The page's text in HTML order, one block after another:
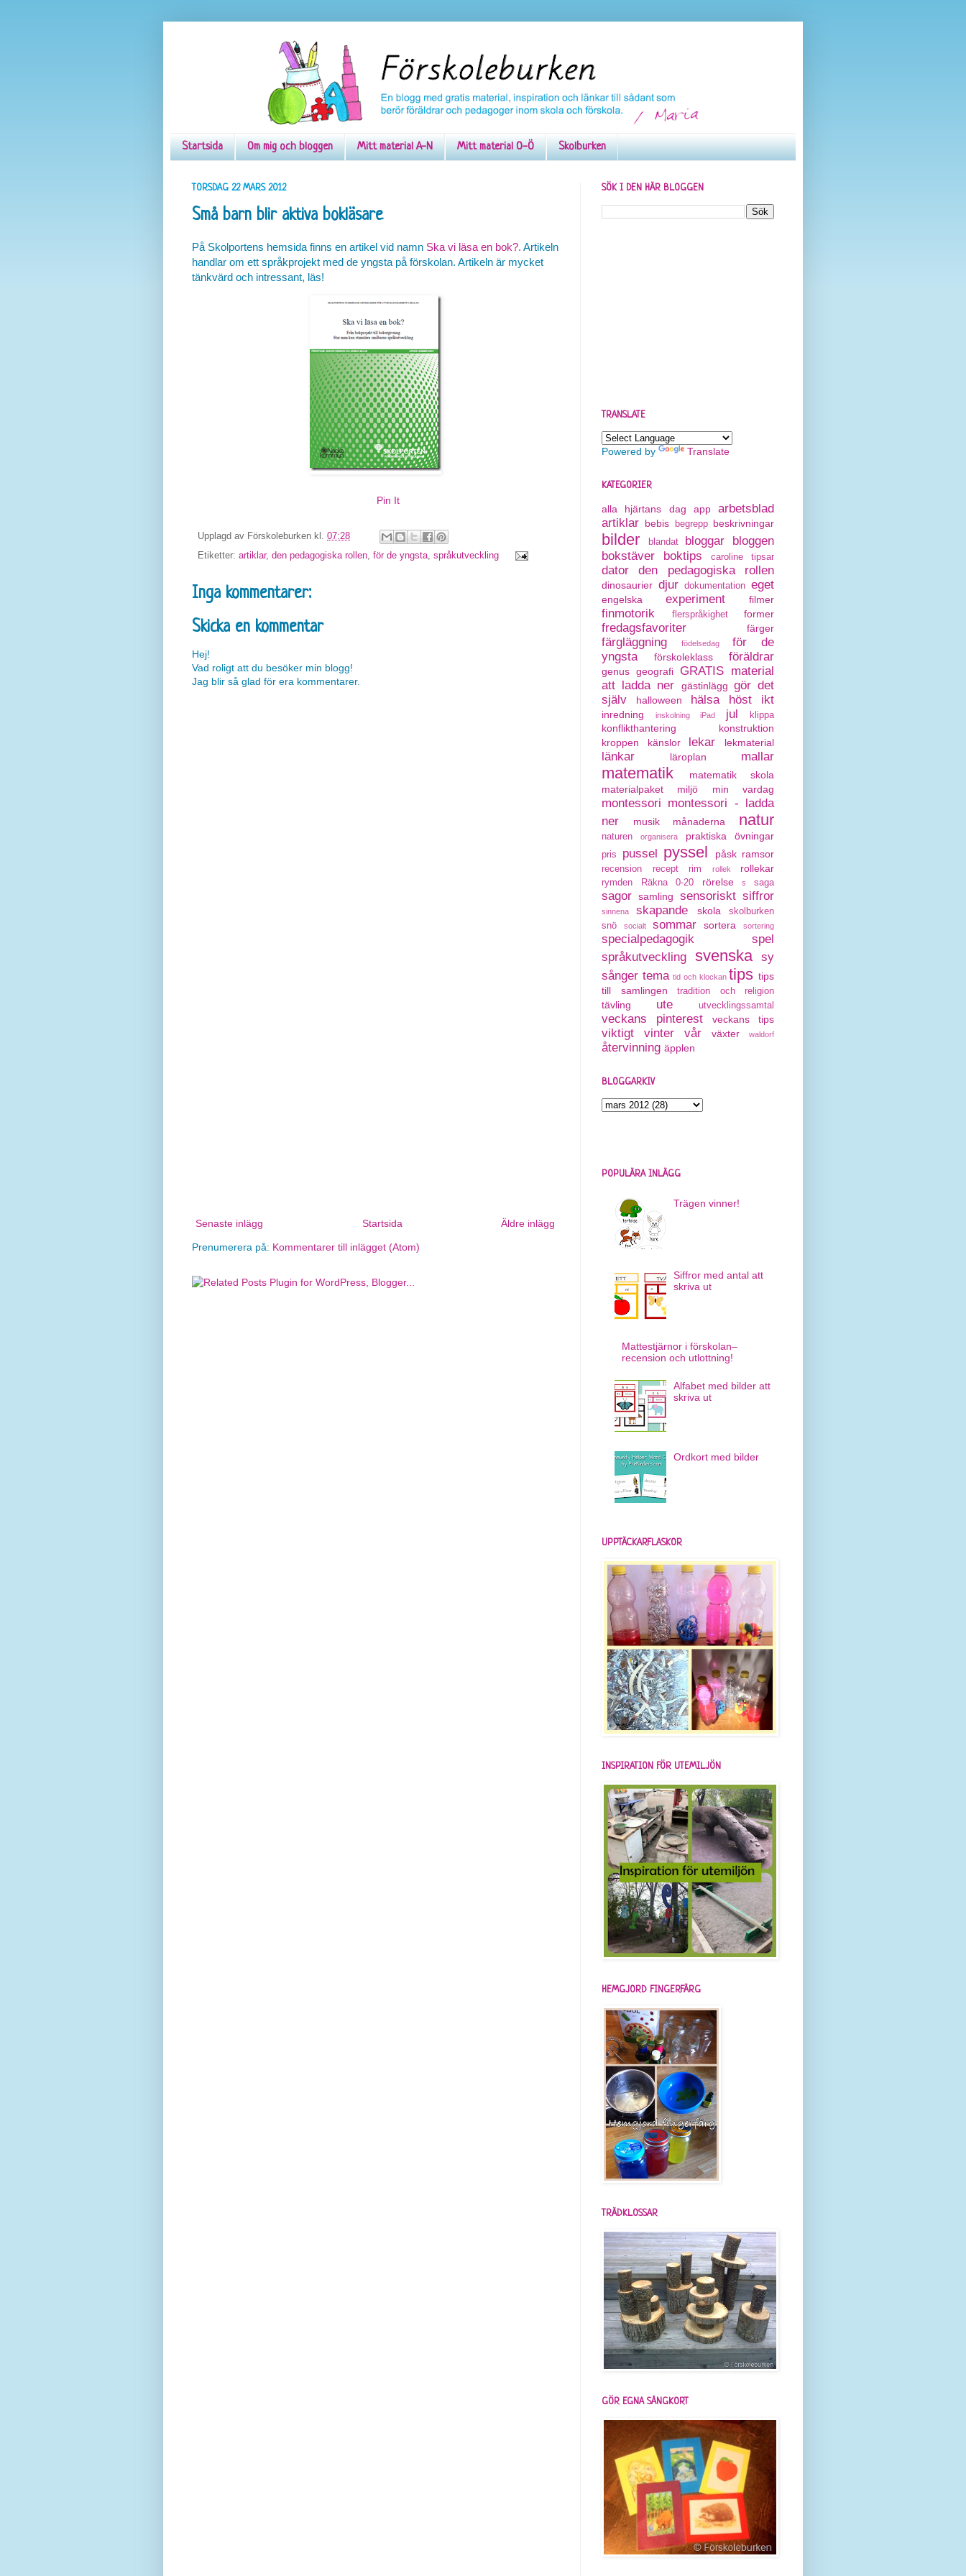
Startsida Om mig och bloggen Mitt material A-N Mitt material O-Ö Skolburken
TORSDAG 22 MARS 2012
Små barn blir aktiva bokläsare
På Skolportens hemsida finns en artikel vid namn Ska vi läsa en bok?. Artikeln
handlar om ett språkprojekt med de yngsta på förskolan. Artikeln är mycket
tänkvärd och intressant, läs!
Pin It
Upplagd av Förskoleburken kl. 07:28
Etiketter: artiklar, den pedagogiska rollen, för de yngsta, språkutveckling
Inga kommentarer:
Skicka en kommentar
Hej!
Vad roligt att du besöker min blogg!
Jag blir så glad för era kommentarer.
Senaste inlägg Äldre inlägg
Startsida
Prenumerera på: Kommentarer till inlägget (Atom)
SÖK I DEN HÄR BLOGGEN
TRANSLATE
Powered by Translate
KATEGORIER
alla hjärtans dag app
arbetsblad
artiklar bebis begrepp beskrivningar
bilder blandat bloggar
bloggen
bokstäver
boktips caroline tipsar
dator den pedagogiska rollen
dinosaurier djur dokumentation eget
engelska experiment filmer
finmotorik flerspråkighet former
fredagsfavoriter färger
färgläggning födelsedag
för de
yngsta
förskoleklass föräldrar
genus geografi GRATIS material
att ladda ner
gästinlägg gör det
själv
halloween hälsa höst ikt
inredning inskolning iPad jul klippa
konflikthantering
konstruktion
kroppen
känslor lekar lekmaterial
länkar läroplan mallar
matematik
matematik skola
materialpaket
miljö min vardag
montessori montessori - ladda
ner
musik månaderna natur
naturen organisera praktiska övningar
pris pussel pyssel påsk ramsor
recension recept rim rollek rollekar
rymden Räkna 0-20 rörelse s saga
sagor samling sensoriskt siffror
sinnena skapande skola
skolburken
snö
socialt sommar sortera sortering
specialpedagogik
spel
språkutveckling
svenska
sy
sånger tema tid och klockan tips tips
till samlingen
tradition och religion
tävling ute utvecklingssamtal
veckans pinterest veckans tips
viktigt vinter vår växter waldorf
återvinning äpplen
BLOGGARKIV
POPULÄRA INLÄGG
Trägen vinner!
Siffror med antal att
skriva ut
Mattestjärnor i förskolan–
recension och utlottning!
Alfabet med bilder att
skriva ut
Ordkort med bilder
UPPTÄCKARFLASKOR
INSPIRATION FÖR UTEMILJÖN
HEMGJORD FINGERFÄRG
TRÄDKLOSSAR
GÖR EGNA SÅNGKORT